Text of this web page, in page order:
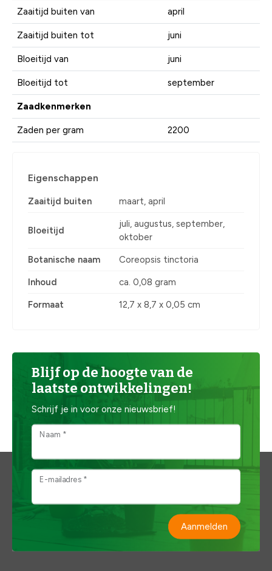
Zaaitijd buiten van april
Zaaitijd buiten tot juni
Bloeitijd van juni
Bloeitijd tot september
Zaadkenmerken
Zaden per gram 2200
Eigenschappen
Zaaitijd buiten maart, april
Bloeitijd
juli, augustus, september,
oktober
Botanische naam Coreopsis tinctoria
Inhoud ca. 0,08 gram
Formaat 12,7 x 8,7 x 0,05 cm
Blijf op de hoogte van de
laatste ontwikkelingen!
Schrijf je in voor onze nieuwsbrief!
Naam *
E-mailadres *
Aanmelden